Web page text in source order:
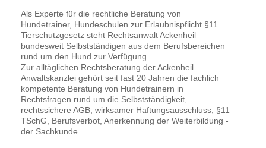
Als Experte für die rechtliche Beratung von
Hundetrainer, Hundeschulen zur Erlaubnispflicht §11
Tierschutzgesetz steht Rechtsanwalt Ackenheil
bundesweit Selbstständigen aus dem Berufsbereichen
rund um den Hund zur Verfügung.
Zur alltäglichen Rechtsberatung der Ackenheil
Anwaltskanzlei gehört seit fast 20 Jahren die fachlich
kompetente Beratung von Hundetrainern in
Rechtsfragen rund um die Selbstständigkeit,
rechtssichere AGB, wirksamer Haftungsausschluss, §11
TSchG, Berufsverbot, Anerkennung der Weiterbildung -
der Sachkunde.